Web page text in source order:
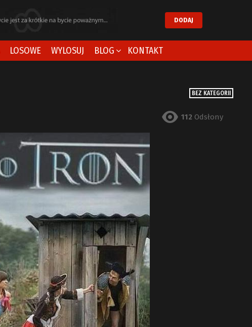
DODAJ
LOSOWE WYLOSUJ BLOG KONTAKT
BEZ KATEGORII
112 Odsłony